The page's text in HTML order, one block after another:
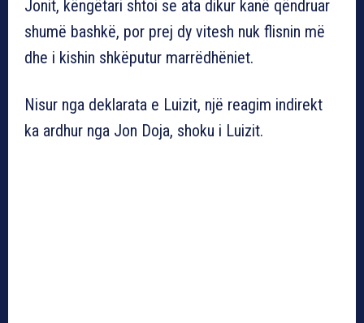
Jonit, këngëtari shtoi se ata dikur kanë qëndruar
shumë bashkë, por prej dy vitesh nuk flisnin më
dhe i kishin shkëputur marrëdhëniet.
Nisur nga deklarata e Luizit, një reagim indirekt
ka ardhur nga Jon Doja, shoku i Luizit.